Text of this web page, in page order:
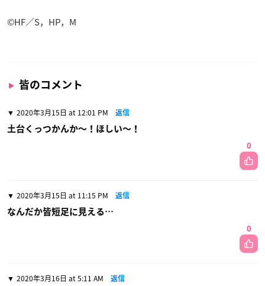
©HF／S，HP，M
皆のコメント
2020年3月15日 at 12:01 PM 返信
土台くっつかんか〜！ほしい〜！
0
2020年3月15日 at 11:15 PM 返信
なんだか皆短足に見える…
0
2020年3月16日 at 5:11 AM 返信